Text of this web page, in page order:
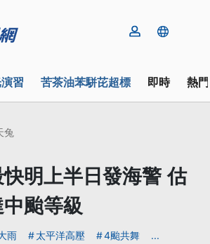
習 苦茶油苯駢芘超標 即時 熱
兔
明上半日發海警 估
颱等級
雨 太平洋高壓 4颱共舞 ...